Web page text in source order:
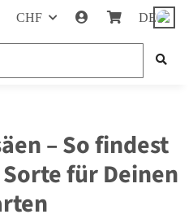
CHF DE
– So findest
für Deinen